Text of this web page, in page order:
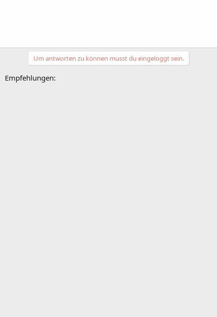
Um antworten zu können musst du eingeloggt sein.
Empfehlungen: